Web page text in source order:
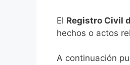
El Registro Civil
hechos o actos
A continuación